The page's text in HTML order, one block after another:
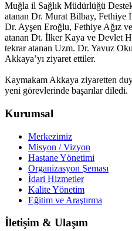
Muğla il Sağlık Müdürlüğü
atanan Dr. Murat Bilbay, Fethiye
Dr. Ayşen Eroğlu, Fethiye Ağız
atanan Dt. İlker Kaya ve Devlet
tekrar atanan Uzm. Dr. Yavuz
Akkaya’yı ziyaret ettiler.
Kaymakam Akkaya ziyaretten
yeni görevlerinde başarılar diledi.
Kurumsal
Merkezimiz
Misyon / Vizyon
Hastane Yönetimi
Organizasyon Şeması
İdari Hizmetler
Kalite Yönetim
Eğitim ve Araştırma
İletişim & Ulaşım